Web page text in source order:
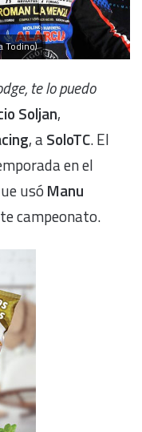
Todino)
te lo puedo
Soljan,
, aSoloTC. El
en el
usó Manu
campeonato.